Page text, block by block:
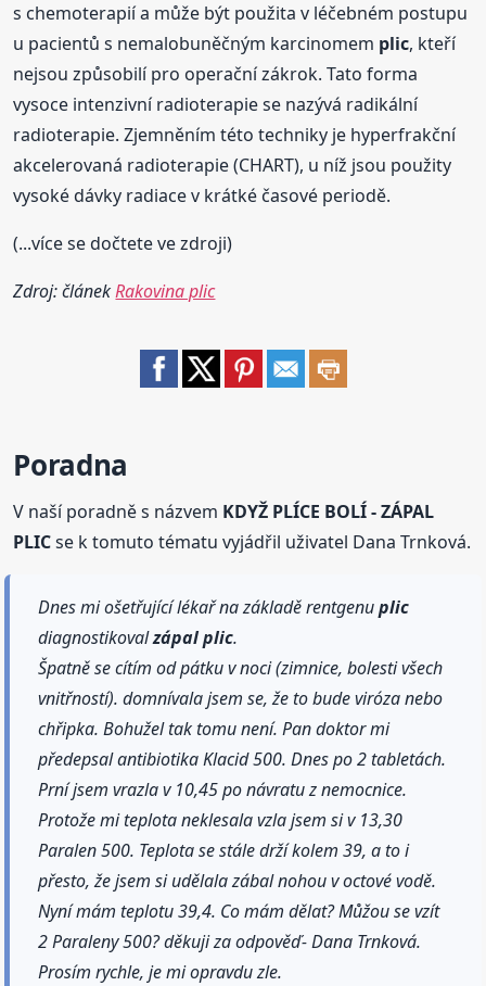
s chemoterapií a může být použita v léčebném postupu
u pacientů s nemalobuněčným karcinomem plic, kteří
nejsou způsobilí pro operační zákrok. Tato forma
vysoce intenzivní radioterapie se nazývá radikální
radioterapie. Zjemněním této techniky je hyperfrakční
akcelerovaná radioterapie (CHART), u níž jsou použity
vysoké dávky radiace v krátké časové periodě.
(...více se dočtete ve zdroji)
Zdroj: článekRakovina plic
Poradna
V naší poradně s názvem KDYŽ PLÍCE BOLÍ - ZÁPAL
PLICse k tomuto tématu vyjádřil uživatel Dana Trnková.
Dnes mi ošetřující lékař na základě rentgenuplic
diagnostikovalzápalplic.
Špatně se cítím od pátku v noci (zimnice, bolesti všech
vnitřností). domnívala jsem se, že to bude viróza nebo
chřipka. Bohužel tak tomu není. Pan doktor mi
předepsal antibiotika Klacid 500. Dnes po 2 tabletách.
Prní jsem vrazla v 10,45 po návratu z nemocnice.
Protože mi teplota neklesala vzla jsem si v 13,30
Paralen 500. Teplota se stále drží kolem 39, a to i
přesto, že jsem si udělala zábal nohou v octové vodě.
Nyní mám teplotu 39,4. Co mám dělat? Můžou se vzít
2 Paraleny 500? děkuji za odpověď- Dana Trnková.
Prosím rychle, je mi opravdu zle.